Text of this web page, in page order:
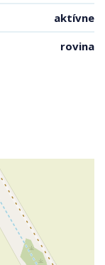
aktívne
rovina